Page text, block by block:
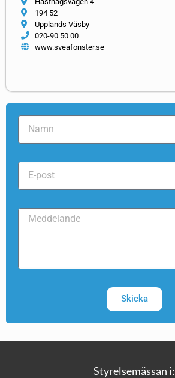
194 52
Upplands Väsby
020-90 50 00
www.sveafonster.se
Skicka
Styrelsemässan i: